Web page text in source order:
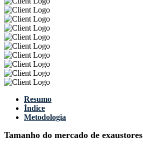
Resumo
Índice
Metodologia
Tamanho do mercado de exaustores